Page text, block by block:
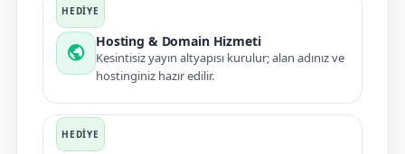
public
Hosting & Domain Hizmeti
Kesintisiz yayın altyapısı kurulur; alan adınız ve
hostinginiz hazır edilir.